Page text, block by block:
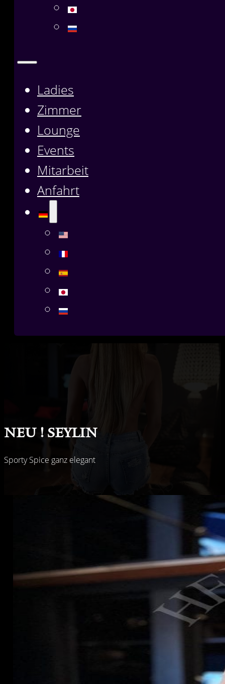
Ladies
Zimmer
Lounge
Events
Mitarbeit
Anfahrt
Neu ! Seylin
Sporty Spice ganz elegant